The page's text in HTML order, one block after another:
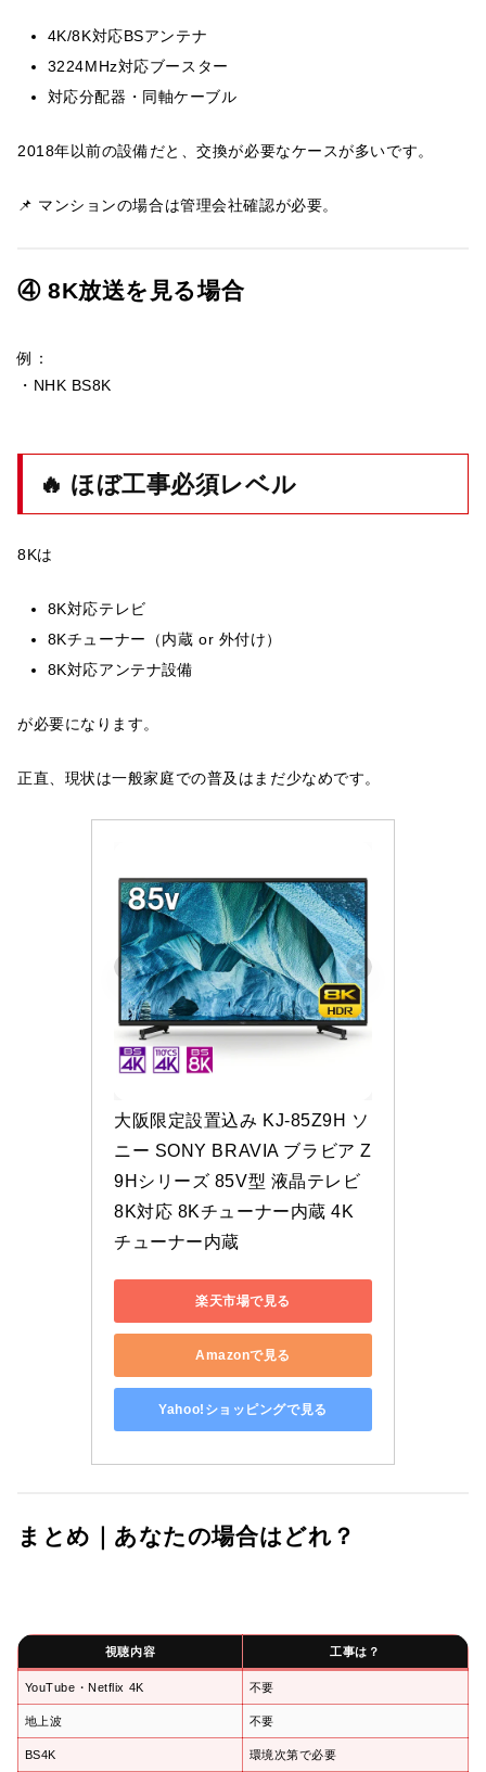
4K/8K対応BSアンテナ
3224MHz対応ブースター
対応分配器・同軸ケーブル
2018年以前の設備だと、交換が必要なケースが多いです。
📌 マンションの場合は管理会社確認が必要。
④ 8K放送を見る場合
例：
・NHK BS8K
🔥 ほぼ工事必須レベル
8Kは
8K対応テレビ
8Kチューナー（内蔵 or 外付け）
8K対応アンテナ設備
が必要になります。
正直、現状は一般家庭での普及はまだ少なめです。
大阪限定設置込み KJ-85Z9H ソ
ニー SONY BRAVIA ブラビア Z
9Hシリーズ 85V型 液晶テレビ
8K対応 8Kチューナー内蔵 4K
チューナー内蔵
楽天市場で見る
Amazonで見る
Yahoo!ショッピングで見る
まとめ｜あなたの場合はどれ？
視聴内容 工事は？
YouTube・Netflix 4K 不要
地上波 不要
BS4K 環境次第で必要